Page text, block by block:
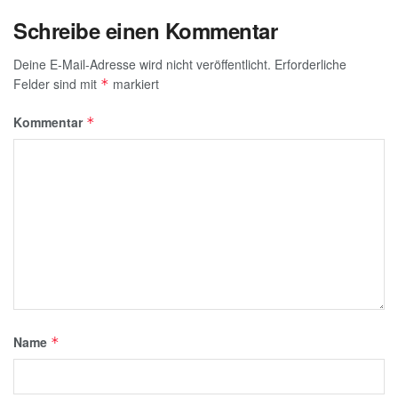
Schreibe einen Kommentar
Deine E-Mail-Adresse wird nicht veröffentlicht. Erforderliche
Felder sind mit * markiert
Kommentar *
Name *